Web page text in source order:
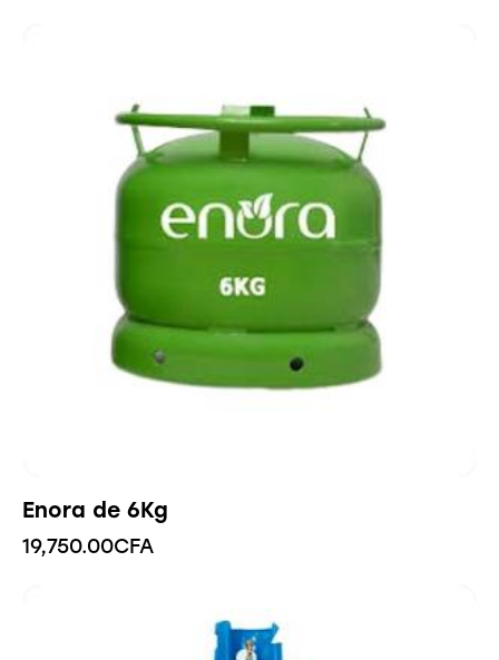
Enora de 6Kg
19,750.00CFA